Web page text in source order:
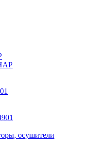
осушители